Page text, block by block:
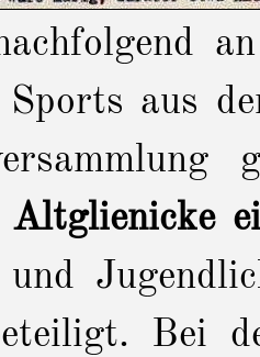
aus
Altglienicke
Bei